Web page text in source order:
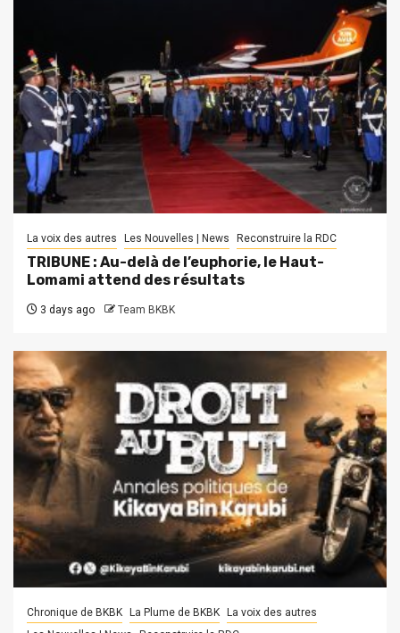
La voix des autres Les Nouvelles | News Reconstruire la RDC
TRIBUNE : Au-delà de l’euphorie, le Haut-
Lomami attend des résultats
3 days ago Team BKBK
Chronique de BKBK La Plume de BKBK
La voix des autres